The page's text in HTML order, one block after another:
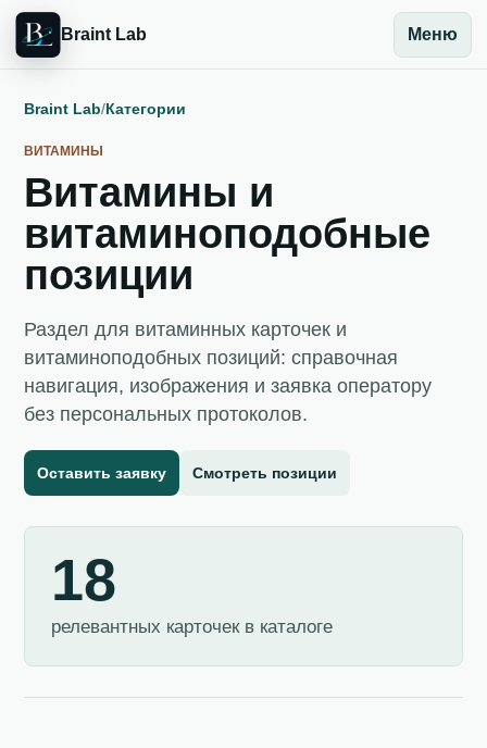
Braint Lab Меню
Braint Lab/Категории
ВИТАМИНЫ
Витамины и
витаминоподобные
позиции
Раздел для витаминных карточек и
витаминоподобных позиций: справочная
навигация, изображения и заявка оператору
без персональных протоколов.
Оставить заявку Смотреть позиции
18
релевантных карточек в каталоге